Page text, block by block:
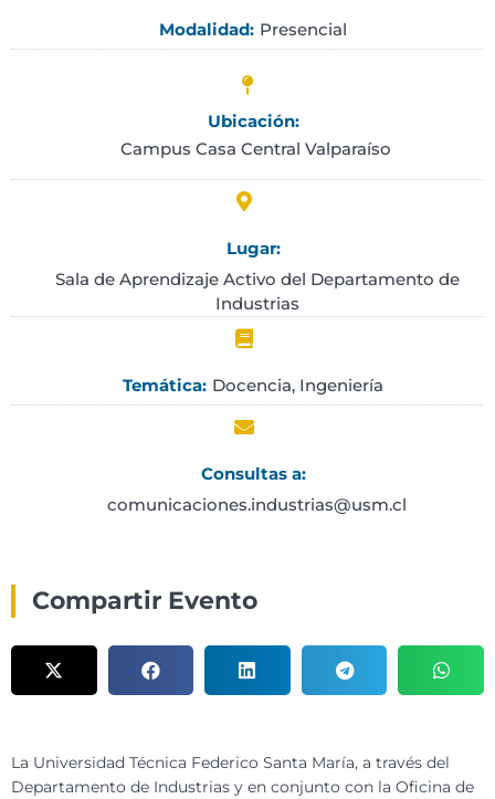
La Universidad Técnica Federico Santa María, a través del
Departamento de Industrias y en conjunto con la Oficina de
Modalidad: Presencial
Ubicación:
Campus Casa Central Valparaíso
Lugar:
Sala de Aprendizaje Activo del Departamento de
Industrias
Temática: Docencia, Ingeniería
Consultas a:
comunicaciones.industrias@usm.cl
Compartir Evento